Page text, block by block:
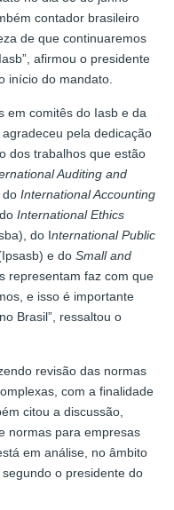
contador brasileiro
de que continuaremos
afirmou o presidente
início do mandato.
em comitês do Iasb e da
pela dedicação
dos trabalhos que estão
Auditing and
do International Accounting
International Ethics
do International Public
e do Small and
representam faz com que
e isso é importante
Brasil”, ressaltou o
revisão das normas
com a finalidade
citou a discussão,
normas para empresas
em análise, no âmbito
o presidente do